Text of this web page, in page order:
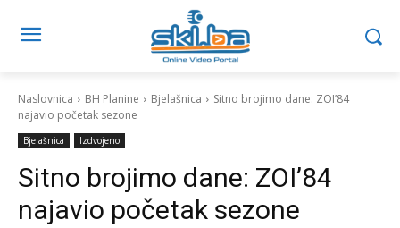
Naslovnica BH Planine Bjelašnica
Sitno brojimo dane: ZOI’84
najavio početak sezone
Bjelašnica Izdvojeno
Sitno brojimo dane: ZOI’84
najavio početak sezone